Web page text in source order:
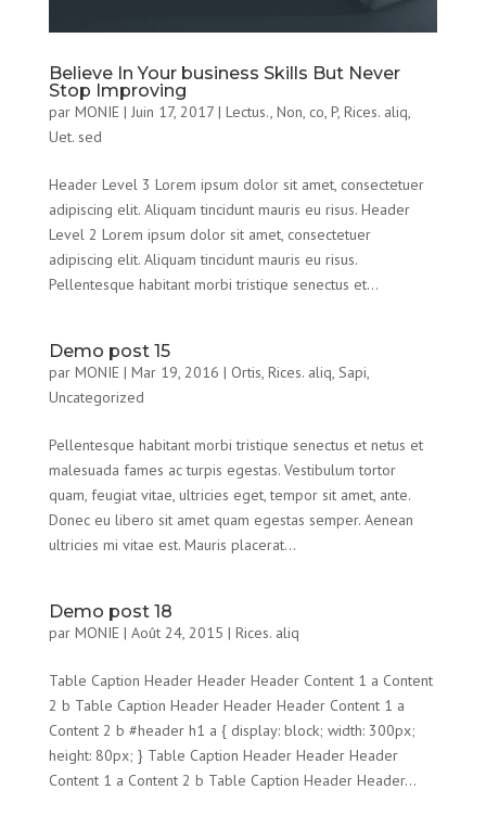
Believe In Your business Skills But Never
Stop Improving
par MONIE | Juin 17, 2017| Lectus. Non, co P, Rices. aliq
Uet. sed
Header Level 3 Lorem ipsum dolor sit amet, consectetuer
adipiscing elit. Aliquam tincidunt mauris eu risus. Header
Level 2 Lorem ipsum dolor sit amet, consectetuer
adipiscing elit. Aliquam tincidunt mauris eu risus.
Pellentesque habitant morbi tristique senectus et...
Demo post 15
par MONIE | Mar 19, 2016 | Ortis Rices. aliq Sapi
Uncategorized
Pellentesque habitant morbi tristique senectus et netus et
malesuada fames ac turpis egestas. Vestibulum tortor
quam, feugiat vitae, ultricies eget, tempor sit amet, ante.
Donec eu libero sit amet quam egestas semper. Aenean
ultricies mi vitae est. Mauris placerat...
Demo post 18
par MONIE | Août 24, 2015 | Rices. aliq
Table Caption Header Header Header Content 1 a Content
2 b Table Caption Header Header Header Content 1 a
Content 2 b #header h1 a { display: block; width: 300px;
height: 80px; } Table Caption Header Header Header
Content 1 a Content 2 b Table Caption Header Header...